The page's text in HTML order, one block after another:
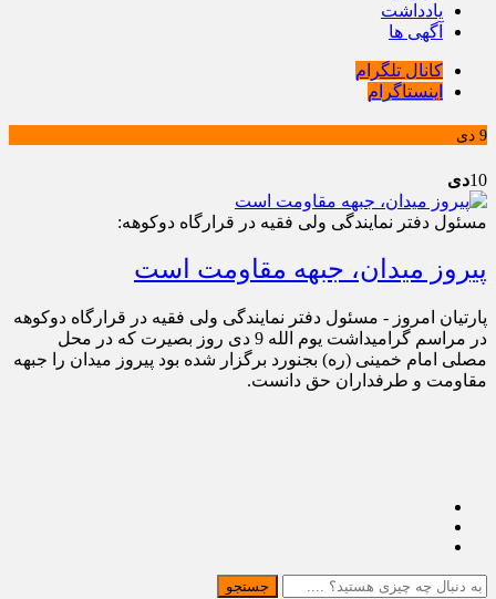
یادداشت
آگهی ها
کانال تلگرام
اینستاگرام
9 دی
10دی
مسئول دفتر نمایندگی ولی فقیه در قرارگاه دوکوهه:
پیروز میدان، جبهه مقاومت است
پارتیان امروز - مسئول دفتر نمایندگی ولی فقیه در قرارگاه دوکوهه
در مراسم گرامیداشت یوم الله 9 دی روز بصیرت که در محل
مصلی امام خمینی (ره) بجنورد برگزار شده بود پیروز میدان را جبهه
مقاومت و طرفداران حق دانست.
جستجو